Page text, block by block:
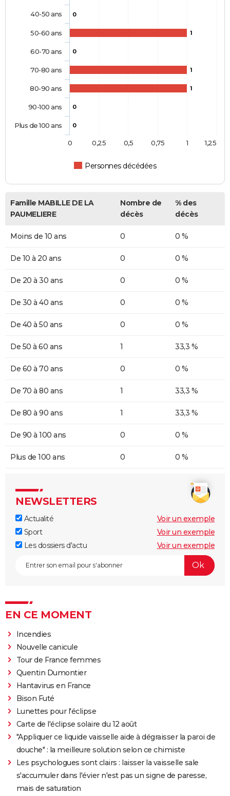
0
1
0
1
1
0
0
Personnes décédées
40-50 ans
50-60 ans
60-70 ans
70-80 ans
80-90 ans
90-100 ans
Plus de 100 ans
0 1
0,25 0,5 0,75 1,25
Famille MABILLE DE LA
PAUMELIERE
Nombre de
décès
% des
décès
Moins de 10 ans 0 0 %
De 10 à 20 ans 0 0 %
De 20 à 30 ans 0 0 %
De 30 à 40 ans 0 0 %
De 40 à 50 ans 0 0 %
De 50 à 60 ans 1 33,3 %
De 60 à 70 ans 0 0 %
De 70 à 80 ans 1 33,3 %
De 80 à 90 ans 1 33,3 %
De 90 à 100 ans 0 0 %
Plus de 100 ans 0 0 %
NEWSLETTERS
Actualité
Voir un exemple
Sport
Voir un exemple
Les dossiers d'actu
Voir un exemple
EN CE MOMENT
Incendies
Nouvelle canicule
Tour de France femmes
Quentin Dumontier
Hantavirus en France
Bison Futé
Lunettes pour l'éclipse
Carte de l'éclipse solaire du 12 août
"Appliquer ce liquide vaisselle aide à dégraisser la paroi de
douche" : la meilleure solution selon ce chimiste
Les psychologues sont clairs : laisser la vaisselle sale
s'accumuler dans l'évier n'est pas un signe de paresse,
mais de saturation